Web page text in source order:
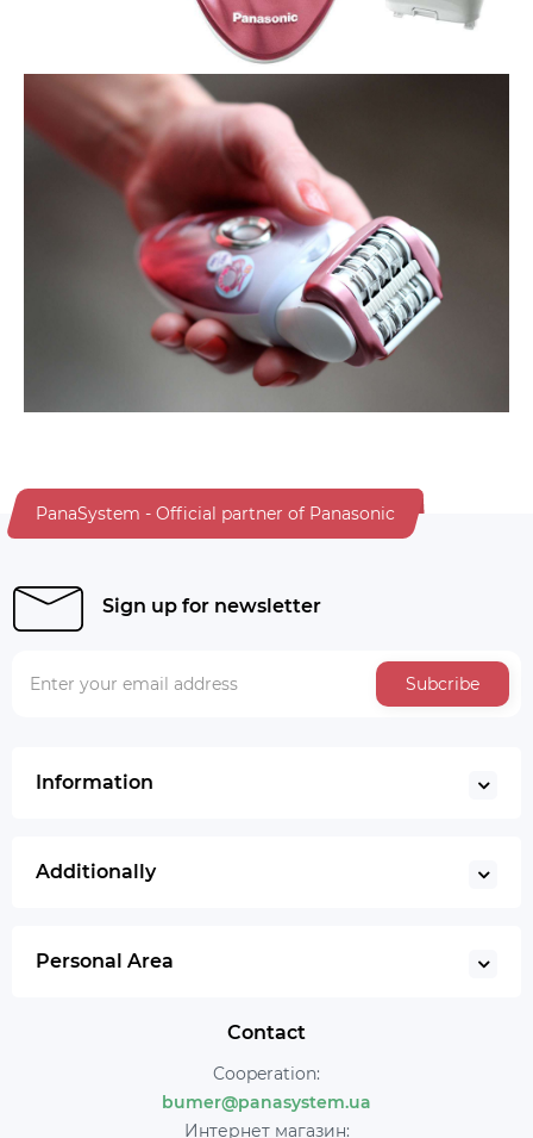
PanaSystem - Official partner of Panasonic
Sign up for newsletter
Subcribe
Information
Additionally
Personal Area
Contact
Cooperation:
bumer@panasystem.ua
Интернет магазин: